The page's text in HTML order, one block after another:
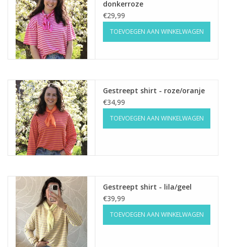
Accessoires
Home deco
SALE
Herensokken
donkerroze
€29,99
TOEVOEGEN AAN WINKELWAGEN
Gestreept shirt - roze/oranje
€34,99
TOEVOEGEN AAN WINKELWAGEN
Gestreept shirt - lila/geel
€39,99
TOEVOEGEN AAN WINKELWAGEN